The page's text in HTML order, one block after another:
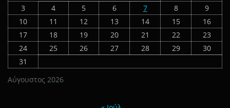
Αύγουστος 2026
3
4 5 6 7 8
9
10
11 12 13 14 15
16
17
18 19 20 21 22
23
24
25 26 27 28 29
30
31